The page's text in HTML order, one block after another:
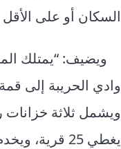
السكان أو على الأقل
ويضيف: “يمتلك
ويشمل ثلاثة خزانات